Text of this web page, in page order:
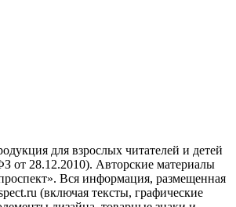
для взрослых читателей и детей
от 28.12.2010). Авторские материалы
Вся информация, размещенная
(включая тексты, графические